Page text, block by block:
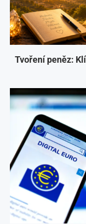
Tvoření peněz: